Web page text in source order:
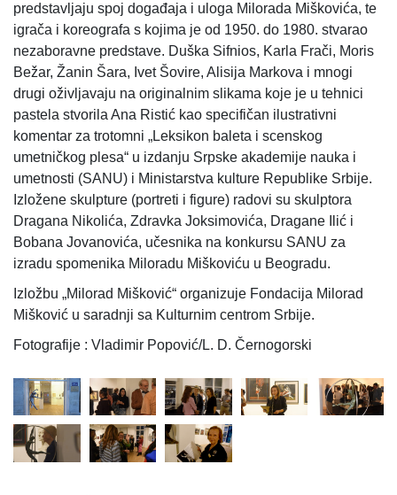
predstavljaju spoj događaja i uloga Milorada Miškovića, te
igrača i koreografa s kojima je od 1950. do 1980. stvarao
nezaboravne predstave. Duška Sifnios, Karla Frači, Moris
Bežar, Žanin Šara, Ivet Šovire, Alisija Markova i mnogi
drugi oživljavaju na originalnim slikama koje je u tehnici
pastela stvorila Ana Ristić kao specifičan ilustrativni
komentar za trotomni „Leksikon baleta i scenskog
umetničkog plesa“ u izdanju Srpske akademije nauka i
umetnosti (SANU) i Ministarstva kulture Republike Srbije.
Izložene skulpture (portreti i figure) radovi su skulptora
Dragana Nikolića, Zdravka Joksimovića, Dragane Ilić i
Bobana Jovanovića, učesnika na konkursu SANU za
izradu spomenika Miloradu Miškoviću u Beogradu.
Izložbu „Milorad Mišković“ organizuje Fondacija Milorad
Mišković u saradnji sa Kulturnim centrom Srbije.
Fotografije : Vladimir Popović/L. D. Černogorski